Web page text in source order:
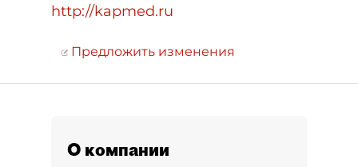
http://kapmed.ru
Предложить изменения
О компании